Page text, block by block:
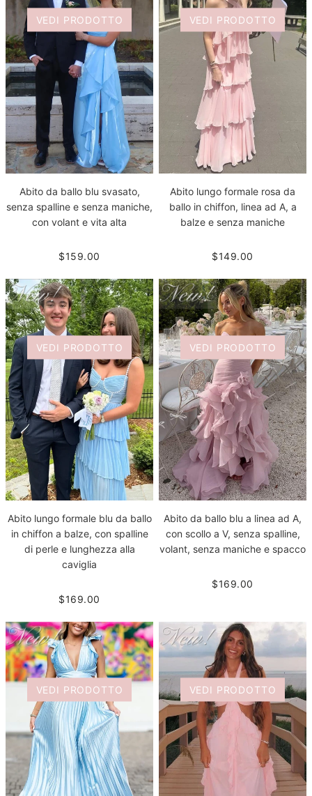
VEDI PRODOTTO
Abito da ballo blu svasato,
senza spalline e senza maniche,
con volant e vita alta
$159.00
VEDI PRODOTTO
Abito lungo formale rosa da
ballo in chiffon, linea ad A, a
balze e senza maniche
$149.00
VEDI PRODOTTO
Abito lungo formale blu da ballo
in chiffon a balze, con spalline
di perle e lunghezza alla
caviglia
$169.00
VEDI PRODOTTO
Abito da ballo blu a linea ad A,
con scollo a V, senza spalline,
volant, senza maniche e spacco
$169.00
VEDI PRODOTTO VEDI PRODOTTO